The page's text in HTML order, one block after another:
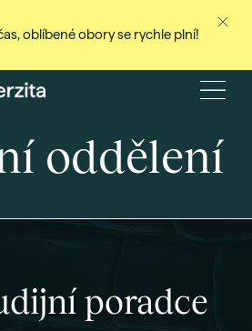
Menu
oddělení
poradce
oblíbené obory se rychle plní!